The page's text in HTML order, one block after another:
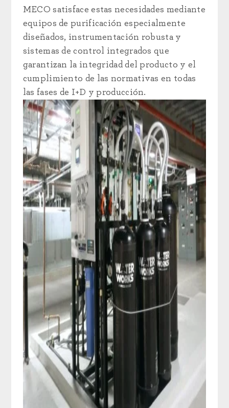
MECO satisface estas necesidades mediante
equipos de purificación especialmente
diseñados, instrumentación robusta y
sistemas de control integrados que
garantizan la integridad del producto y el
cumplimiento de las normativas en todas
las fases de I+D y producción.